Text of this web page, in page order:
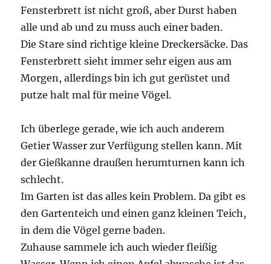
Fensterbrett ist nicht groß, aber Durst haben
alle und ab und zu muss auch einer baden.
Die Stare sind richtige kleine Dreckersäcke. Das
Fensterbrett sieht immer sehr eigen aus am
Morgen, allerdings bin ich gut gerüstet und
putze halt mal für meine Vögel.
Ich überlege gerade, wie ich auch anderem
Getier Wasser zur Verfügung stellen kann. Mit
der Gießkanne draußen herumturnen kann ich
schlecht.
Im Garten ist das alles kein Problem. Da gibt es
den Gartenteich und einen ganz kleinen Teich,
in dem die Vögel gerne baden.
Zuhause sammele ich auch wieder fleißig